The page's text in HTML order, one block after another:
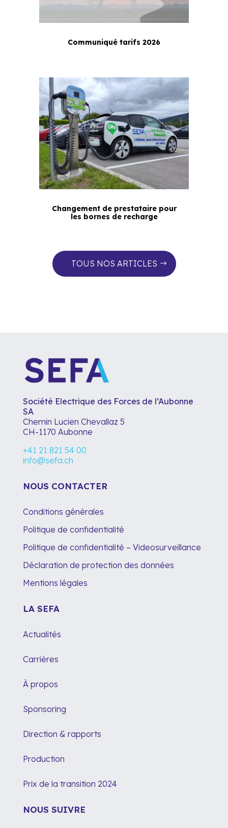
Communiqué tarifs 2026
Changement de prestataire pour
les bornes de recharge
TOUS NOS ARTICLES
Société Electrique des Forces de l’Aubonne
SA
Chemin Lucien Chevallaz 5
CH-1170 Aubonne
+41 21 821 54 00
info@sefa.ch
NOUS CONTACTER
Conditions générales
Politique de confidentialité
Politique de confidentialité – Videosurveillance
Déclaration de protection des données
Mentions légales
LA SEFA
Actualités
Carrières
À propos
Sponsoring
Direction & rapports
Production
Prix de la transition 2024
NOUS SUIVRE